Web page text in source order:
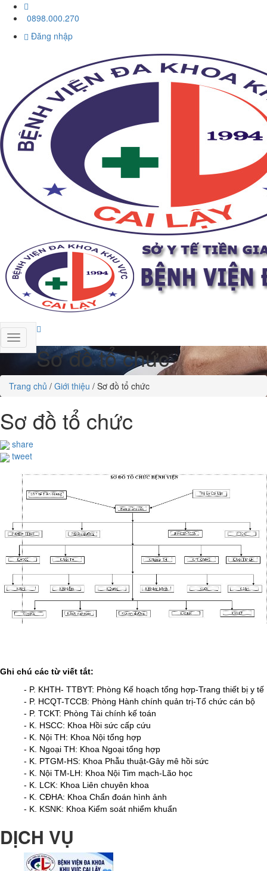
0898.000.270
Đăng nhập
Sơ đồ tổ chức
Trang chủ / Giới thiệu / Sơ đồ tổ chức
Sơ đồ tổ chức
share
tweet
Ghi chú các từ viết tắt:
- P. KHTH- TTBYT: Phòng Kế hoạch tổng hợp-Trang thiết bị y tế
- P. HCQT-TCCB: Phòng Hành chính quản trị-Tổ chức cán bộ
- P. TCKT: Phòng Tài chính kế toán
- K. HSCC: Khoa Hồi sức cấp cứu
- K. Nội TH: Khoa Nội tổng hợp
- K. Ngoại TH: Khoa Ngoại tổng hợp
- K. PTGM-HS: Khoa Phẫu thuật-Gây mê hồi sức
- K. Nội TM-LH: Khoa Nội Tim mạch-Lão học
- K. LCK: Khoa Liên chuyên khoa
- K. CĐHA: Khoa Chẩn đoán hình ảnh
- K. KSNK: Khoa Kiểm soát nhiểm khuẩn
DỊCH VỤ